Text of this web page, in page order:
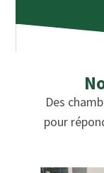
Des
pour